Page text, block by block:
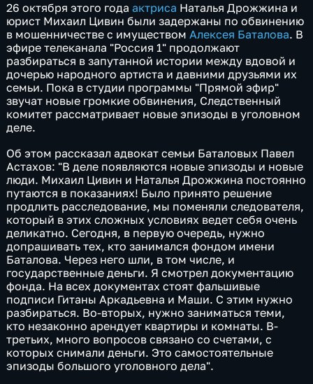
26 октября этого годаактриса Наталья Дрожжина и
юрист Михаил Цивин были задержаны по обвинению
в мошенничестве с имуществомАлексея Баталова. В
эфире телеканала "Россия 1" продолжают
разбираться в запутанной истории между вдовой и
дочерью народного артиста и давними друзьями их
семьи. Пока в студии программы "Прямой эфир"
звучат новые громкие обвинения, Следственный
комитет рассматривает новые эпизоды в уголовном
деле.
Об этом рассказал адвокат семьи Баталовых Павел
Астахов: "В деле появляются новые эпизоды и новые
люди. Михаил Цивин и Наталья Дрожжина постоянно
путаются в показаниях! Было принято решение
продлить расследование, мы поменяли следователя,
который в этих сложных условиях ведет себя очень
деликатно. Сегодня, в первую очередь, нужно
допрашивать тех, кто занимался фондом имени
Баталова. Через него шли, в том числе, и
государственные деньги. Я смотрел документацию
фонда. На всех документах стоят фальшивые
подписи Гитаны Аркадьевна и Маши. С этим нужно
разбираться. Во-вторых, нужно заниматься теми,
кто незаконно арендует квартиры и комнаты. В-
третьих, много вопросов связано со счетами, с
которых снимали деньги. Это самостоятельные
эпизоды большого уголовного дела".